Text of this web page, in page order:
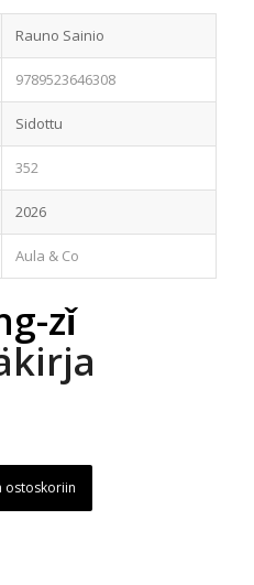
Rauno Sainio
9789523646308
Sidottu
352
2026
Aula & Co
zǐ
ostoskoriin